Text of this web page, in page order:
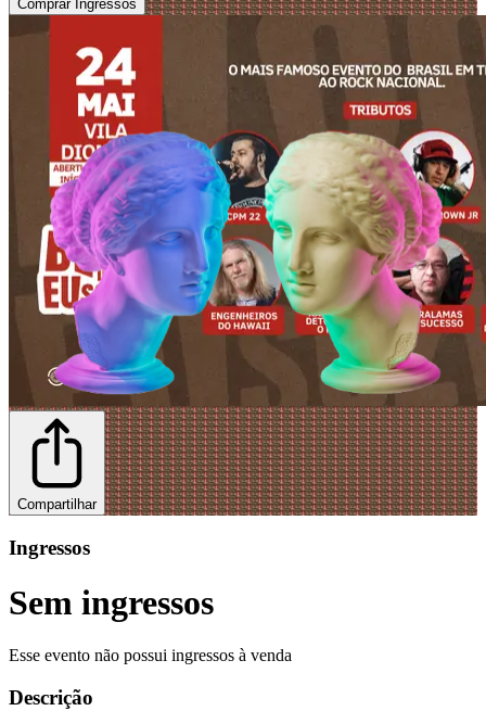
Comprar Ingressos
Compartilhar
Ingressos
Sem ingressos
Esse evento não possui ingressos à venda
Descrição